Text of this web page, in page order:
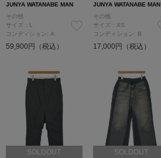
JUNYA WATANABE MAN
その他
サイズ：L
コンディション: A
59,900円（税込）
JUNYA WATANABE MAN
その他
サイズ：XS
コンディション: B
17,000円（税込）
SOLDOUT SOLDOUT